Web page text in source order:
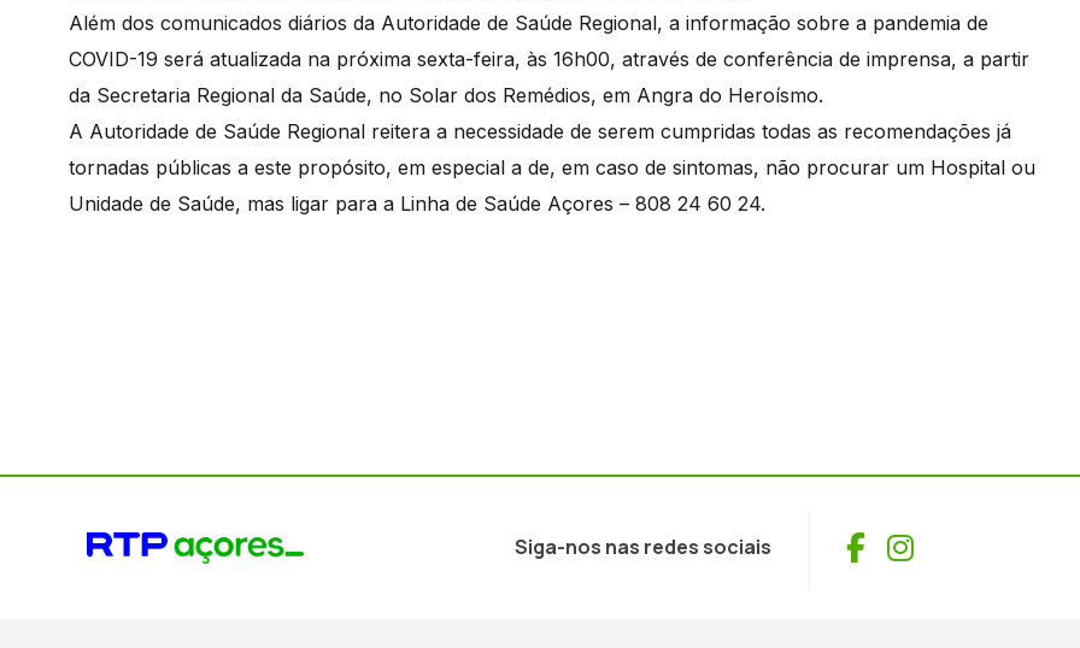
Além dos comunicados diários da Autoridade de Saúde Regional, a informação sobre a pandemia de
COVID-19 será atualizada na próxima sexta-feira, às 16h00, através de conferência de imprensa, a partir
da Secretaria Regional da Saúde, no Solar dos Remédios, em Angra do Heroísmo.
A Autoridade de Saúde Regional reitera a necessidade de serem cumpridas todas as recomendações já
tornadas públicas a este propósito, em especial a de, em caso de sintomas, não procurar um Hospital ou
Unidade de Saúde, mas ligar para a Linha de Saúde Açores – 808 24 60 24.
Siga-nos nas redes sociais Facebook
Instagram